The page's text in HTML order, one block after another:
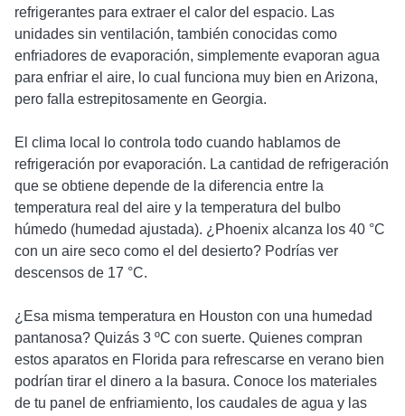
refrigerantes para extraer el calor del espacio. Las
unidades sin ventilación, también conocidas como
enfriadores de evaporación, simplemente evaporan agua
para enfriar el aire, lo cual funciona muy bien en Arizona,
pero falla estrepitosamente en Georgia.
El clima local lo controla todo cuando hablamos de
refrigeración por evaporación. La cantidad de refrigeración
que se obtiene depende de la diferencia entre la
temperatura real del aire y la temperatura del bulbo
húmedo (humedad ajustada). ¿Phoenix alcanza los 40 °C
con un aire seco como el del desierto? Podrías ver
descensos de 17 °C.
¿Esa misma temperatura en Houston con una humedad
pantanosa? Quizás 3 ºC con suerte. Quienes compran
estos aparatos en Florida para refrescarse en verano bien
podrían tirar el dinero a la basura. Conoce los materiales
de tu panel de enfriamiento, los caudales de agua y las